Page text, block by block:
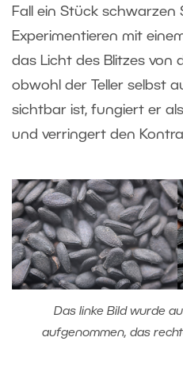
Fall ein Stück schwarzen
Experimentieren mit
das Licht des Blitzes von
obwohl der Teller selbst
sichtbar ist, fungiert er
und verringert den
Das linke Bild wurde
aufgenommen, das